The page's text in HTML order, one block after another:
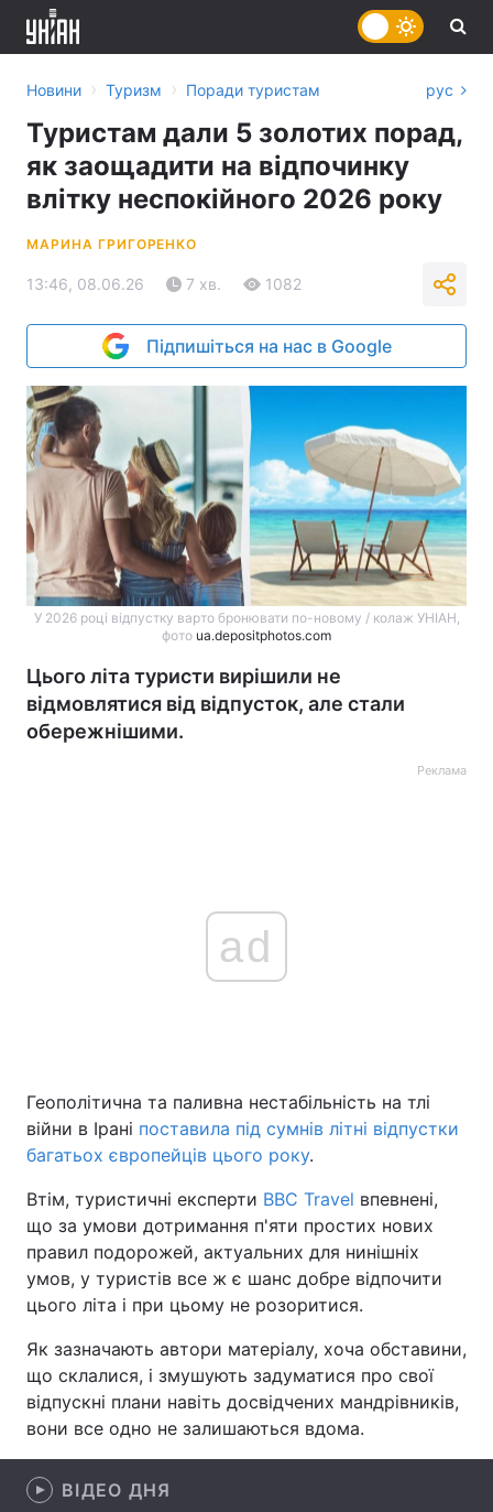
Україна Політика
Спорт Наука
Техно і зв'язок Лайт
Здоров'я Туризм
Цікавинки Погода
Новини › Туризм › Поради туристам рус
Туристам дали 5 золотих порад,
як заощадити на відпочинку
влітку неспокійного 2026 року
МАРИНА ГРИГОРЕНКО
13:46, 08.06.26 7 хв. 1082
Підпишіться на нас в Google
У 2026 році відпустку варто бронювати по-новому / колаж УНІАН,
фото ua.depositphotos.com
Цього літа туристи вирішили не
відмовлятися від відпусток, але стали
обережнішими.
Реклама
ad
Геополітична та паливна нестабільність на тлі
війни в Ірані поставила під сумнів літні відпустки
багатьох європейців цього року.
Втім, туристичні експерти BBC Travel впевнені,
що за умови дотримання п'яти простих нових
правил подорожей, актуальних для нинішніх
умов, у туристів все ж є шанс добре відпочити
цього літа і при цьому не розоритися.
Як зазначають автори матеріалу, хоча обставини,
що склалися, і змушують задуматися про свої
відпускні плани навіть досвідчених мандрівників,
вони все одно не залишаються вдома.
ВІДЕО ДНЯ